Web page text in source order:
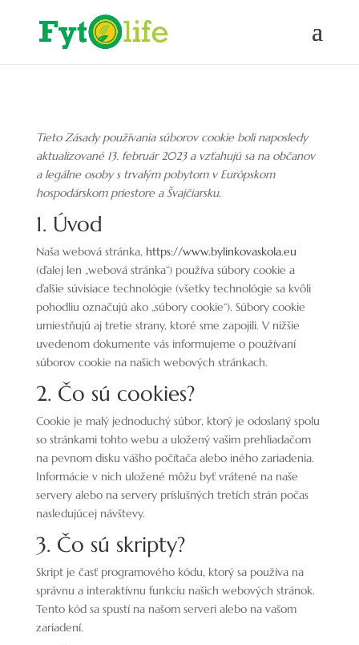
Tieto Zásady používania súborov cookie boli naposledy
aktualizované 13. február 2023 a vzťahujú sa na občanov
a legálne osoby s trvalým pobytom v Európskom
hospodárskom priestore a Švajčiarsku.
1. Úvod
Naša webová stránka, https://www.bylinkovaskola.eu
(ďalej len „webová stránka“) používa súbory cookie a
ďalšie súvisiace technológie (všetky technológie sa kvôli
pohodliu označujú ako „súbory cookie“). Súbory cookie
umiestňujú aj tretie strany, ktoré sme zapojili. V nižšie
uvedenom dokumente vás informujeme o používaní
súborov cookie na našich webových stránkach.
2. Čo sú cookies?
Cookie je malý jednoduchý súbor, ktorý je odoslaný spolu
so stránkami tohto webu a uložený vašim prehliadačom
na pevnom disku vášho počítača alebo iného zariadenia.
Informácie v nich uložené môžu byť vrátené na naše
servery alebo na servery príslušných tretích strán počas
nasledujúcej návštevy.
3. Čo sú skripty?
Skript je časť programového kódu, ktorý sa používa na
správnu a interaktívnu funkciu našich webových stránok.
Tento kód sa spustí na našom serveri alebo na vašom
zariadení.